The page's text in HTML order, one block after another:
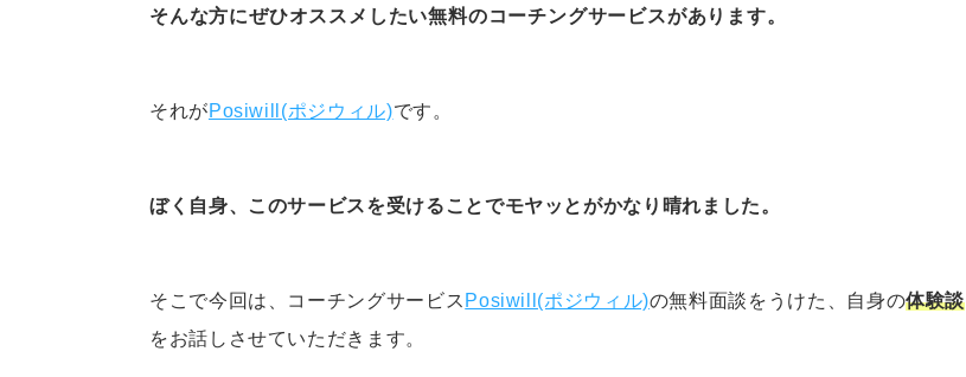
そんな方にぜひオススメしたい無料のコーチングサービスがあります。
それがPosiwill(ポジウィル)です。
ぼく自身、このサービスを受けることでモヤッとがかなり晴れました。
そこで今回は、コーチングサービス Posiwill(ポジウィル)の無料面談をうけた、自身の体験談
をお話しさせていただきます。